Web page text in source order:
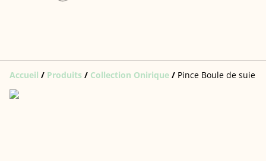
Accueil / Produits / Collection Onirique / Pince Boule de suie